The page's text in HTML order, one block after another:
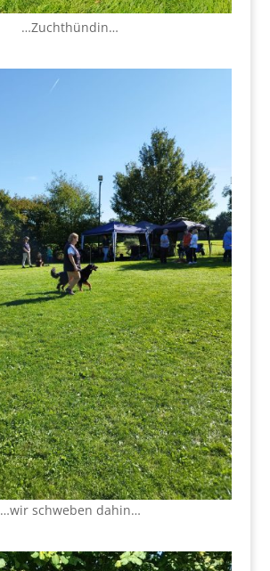
…Zuchthündin…
…wir schweben dahin…